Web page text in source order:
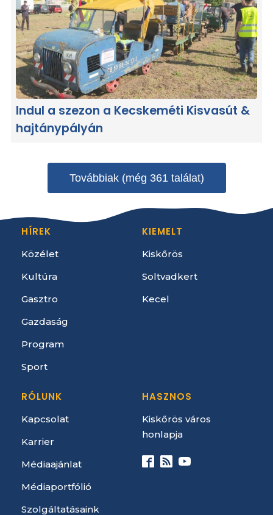
Indul a szezon a Kecskeméti Kisvasút &
hajtánypályán
Továbbiak (még 361 találat)
HÍREK
Közélet
Kultúra
Gasztro
Gazdaság
Program
Sport
KIEMELT
Kiskőrös
Soltvadkert
Kecel
RÓLUNK
Kapcsolat
Karrier
Médiaajánlat
Médiaportfólió
Szolgáltatásaink
HASZNOS
Kiskőrös város
honlapja